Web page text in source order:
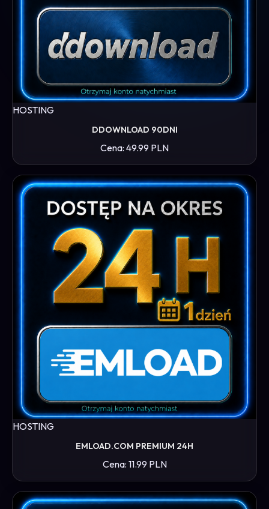
HOSTING
DDOWNLOAD 90DNI
Cena: 49.99 PLN
HOSTING
EMLOAD.COM PREMIUM 24H
Cena: 11.99 PLN